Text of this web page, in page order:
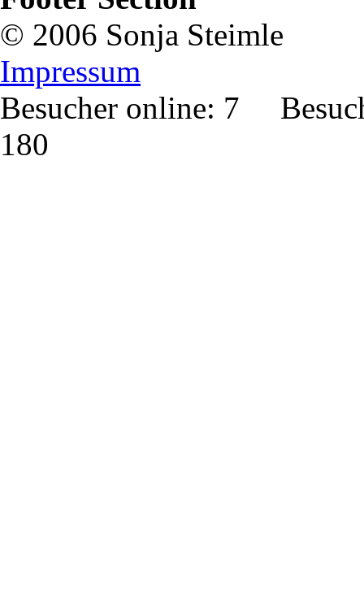
© 2006 Sonja Steimle
Impressum
Besucher online: 7
180